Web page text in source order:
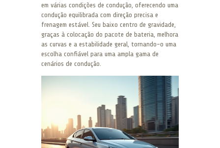
em várias condições de condução, oferecendo uma
condução equilibrada com direção precisa e
frenagem estável. Seu baixo centro de gravidade,
graças à colocação do pacote de bateria, melhora
as curvas e a estabilidade geral, tornando-o uma
escolha confiável para uma ampla gama de
cenários de condução.